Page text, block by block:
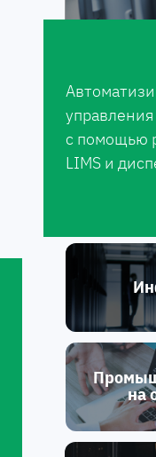
на
с помощью
LIMS и